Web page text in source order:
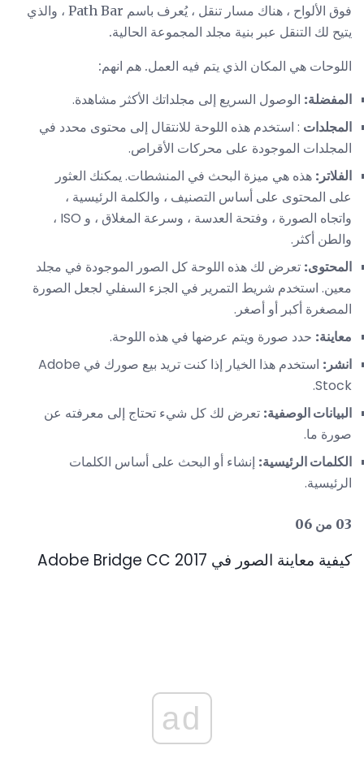
فوق الألواح ، هناك مسار تنقل ، يُعرف باسم Path Bar ، والذي
يتيح لك التنقل عبر بنية مجلد المجموعة الحالية.
اللوحات هي المكان الذي يتم فيه العمل. هم انهم:
المفضلة: الوصول السريع إلى مجلداتك الأكثر مشاهدة.
المجلدات : استخدم هذه اللوحة للانتقال إلى محتوى محدد في
المجلدات الموجودة على محركات الأقراص.
الفلاتر: هذه هي ميزة البحث في المنشطات. يمكنك العثور
على المحتوى على أساس التصنيف ، والكلمة الرئيسية ،
واتجاه الصورة ، وفتحة العدسة ، وسرعة المغلاق ، و ISO ،
والطن أكثر.
المحتوى: تعرض لك هذه اللوحة كل الصور الموجودة في مجلد
معين. استخدم شريط التمرير في الجزء السفلي لجعل الصورة
المصغرة أكبر أو أصغر.
معاينة: حدد صورة ويتم عرضها في هذه اللوحة.
انشر:
استخدم هذا الخيار إذا كنت تريد بيع صورك في Adobe
Stock.
البيانات الوصفية: تعرض لك كل شيء تحتاج إلى معرفته عن
صورة ما.
الكلمات الرئيسية: إنشاء أو البحث على أساس الكلمات
الرئيسية.
03 من 06
كيفية معاينة الصور في Adobe Bridge CC 2017
ad